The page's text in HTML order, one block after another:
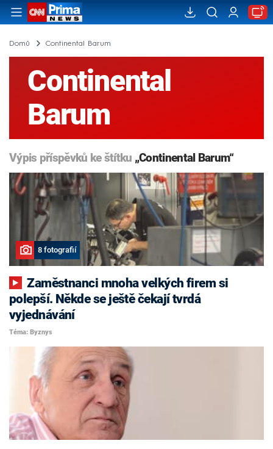
Domů Continental Barum
Continental
Barum
Výpis příspěvků ke štítku „Continental Barum“
8 fotografií
Zaměstnanci mnoha velkých firem si
polepší. Někde se ještě čekají tvrdá
vyjednávání
Téma: Byznys